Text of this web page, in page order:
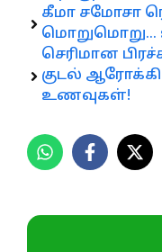
கீமா சமோசா
மொறுமொறு…
செரிமான
குடல்
உணவுகள்!